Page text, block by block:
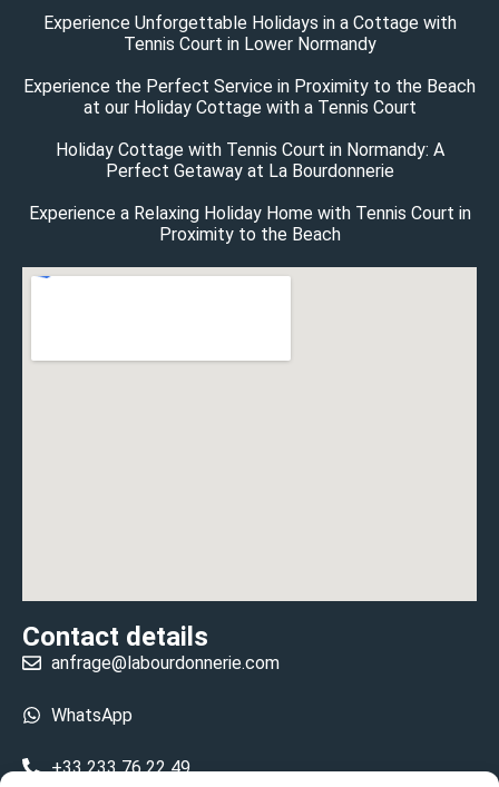
Experience Unforgettable Holidays in a Cottage with
Tennis Court in Lower Normandy
Experience the Perfect Service in Proximity to the Beach
at our Holiday Cottage with a Tennis Court
Holiday Cottage with Tennis Court in Normandy: A
Perfect Getaway at La Bourdonnerie
Experience a Relaxing Holiday Home with Tennis Court in
Proximity to the Beach
Contact details
anfrage@labourdonnerie.com
WhatsApp
+33 233 76 22 49